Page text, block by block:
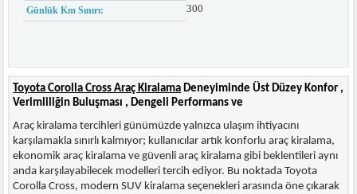
Günlük Km Sınırı: 300
Toyota Corolla Cross Araç Kiralama Deneyiminde Üst Düzey Konfor ,
Verimliliğin Buluşması , Dengeli Performans ve
Araç kiralama tercihleri günümüzde yalnızca ulaşım ihtiyacını
karşılamakla sınırlı kalmıyor; kullanıcılar artık konforlu araç kiralama,
ekonomik araç kiralama ve güvenli araç kiralama gibi beklentileri aynı
anda karşılayabilecek modelleri tercih ediyor. Bu noktada Toyota
Corolla Cross, modern SUV kiralama seçenekleri arasında öne çıkarak